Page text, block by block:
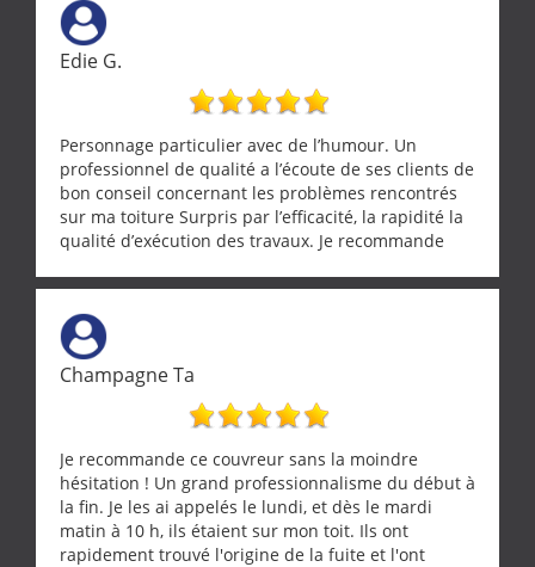
Edie G.
Personnage particulier avec de l’humour. Un
professionnel de qualité a l’écoute de ses clients de
bon conseil concernant les problèmes rencontrés
sur ma toiture Surpris par l’efficacité, la rapidité la
qualité d’exécution des travaux. Je recommande
Champagne Ta
Je recommande ce couvreur sans la moindre
hésitation ! Un grand professionnalisme du début à
la fin. Je les ai appelés le lundi, et dès le mardi
matin à 10 h, ils étaient sur mon toit. Ils ont
rapidement trouvé l'origine de la fuite et l'ont